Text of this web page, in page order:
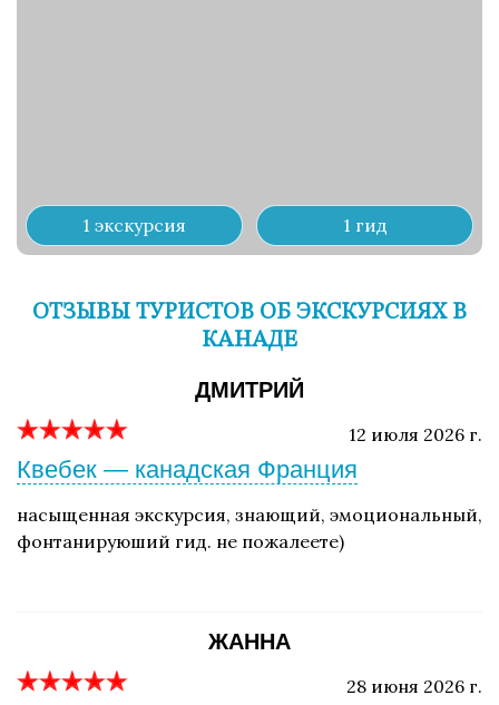
1 экскурсия 1 гид
ОТЗЫВЫ ТУРИСТОВ ОБ ЭКСКУРСИЯХ В
КАНАДЕ
ДМИТРИЙ
12 июля 2026 г.
Квебек — канадская Франция
насыщенная экскурсия, знающий, эмоциональный,
фонтанируюший гид. не пожалеете)
ЖАННА
28 июня 2026 г.